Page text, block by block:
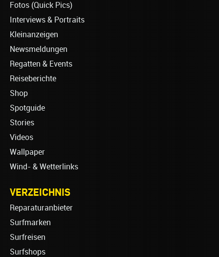
Fotos (Quick Pics)
Interviews & Portraits
Kleinanzeigen
Newsmeldungen
Regatten & Events
Reiseberichte
Shop
Spotguide
Stories
Videos
Wallpaper
Wind- & Wetterlinks
VERZEICHNIS
Reparaturanbieter
Surfmarken
Surfreisen
Surfshops